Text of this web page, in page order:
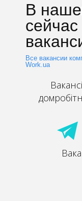
В
Все вакансии
Work.ua